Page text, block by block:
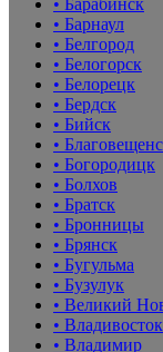
• Барнаул
• Белгород
• Белогорск
• Белорецк
• Бердск
• Бийск
•
• Богородицк
• Болхов
• Братск
• Бронницы
• Брянск
• Бугульма
• Бузулук
• Великий
• Владивосток
• Владимир